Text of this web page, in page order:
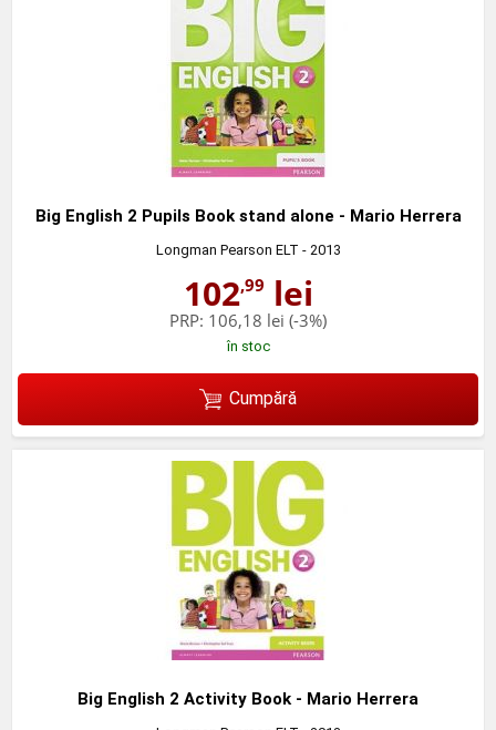
Big English 2 Pupils Book stand alone - Mario Herrera
Longman Pearson ELT - 2013
102,99 lei
PRP: 106,18 lei (-3%)
în stoc
Cumpără
Big English 2 Activity Book - Mario Herrera